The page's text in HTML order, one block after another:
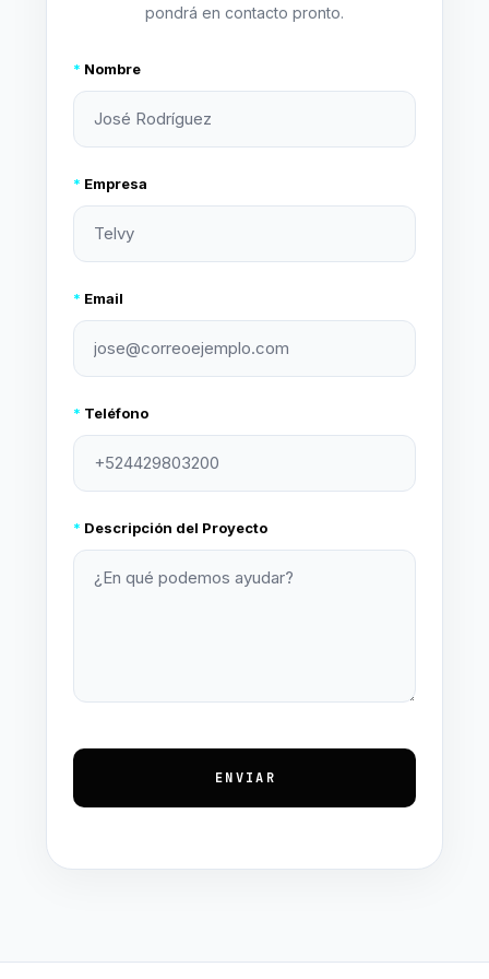
pondrá en contacto pronto.
* Nombre
* Empresa
* Email
* Teléfono
* Descripción del Proyecto
ENVIAR